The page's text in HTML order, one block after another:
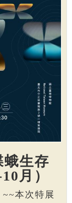
蛾生存
月）
本次特展